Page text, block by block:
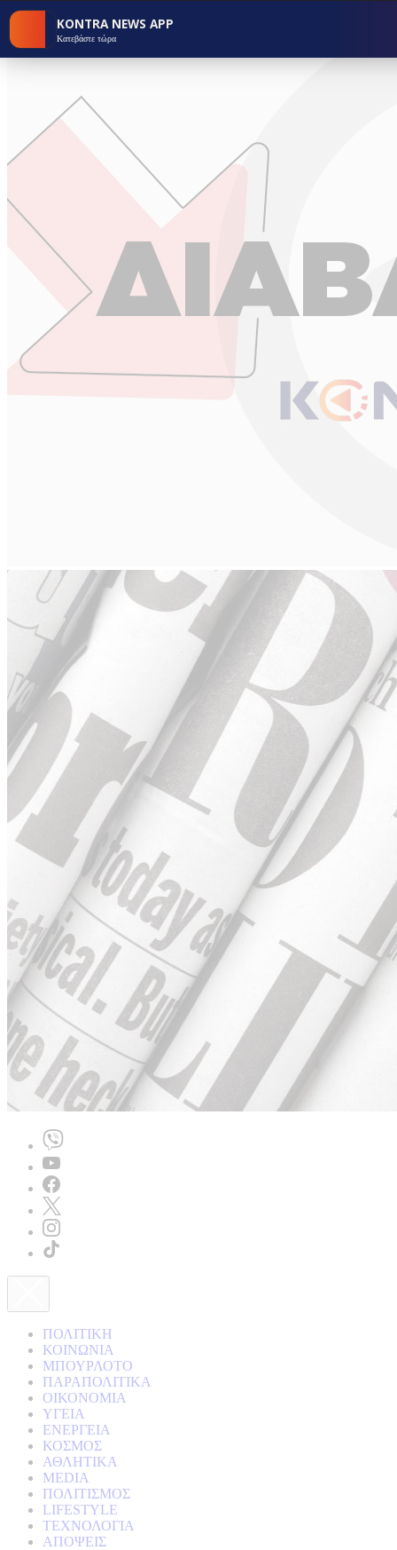
ΠΟΛΙΤΙΚΗ
ΚΟΙΝΩΝΙΑ
ΜΠΟΥΡΛΟΤΟ
ΠΑΡΑΠΟΛΙΤΙΚΑ
ΟΙΚΟΝΟΜΙΑ
ΥΓΕΙΑ
ΕΝΕΡΓΕΙΑ
ΚΟΣΜΟΣ
ΑΘΛΗΤΙΚΑ
MEDIA
ΠΟΛΙΤΙΣΜΟΣ
LIFESTYLE
ΤΕΧΝΟΛΟΓΙΑ
ΑΠΟΨΕΙΣ
KONTRA NEWS APP
Κατεβάστε τώρα